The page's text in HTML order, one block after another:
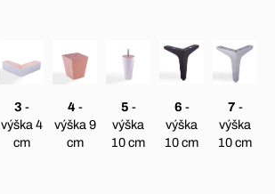
3 -
výška 4
cm
4 -
výška 9
cm
5 -
výška
10 cm
6 -
výška
10 cm
7 -
výška
10 cm